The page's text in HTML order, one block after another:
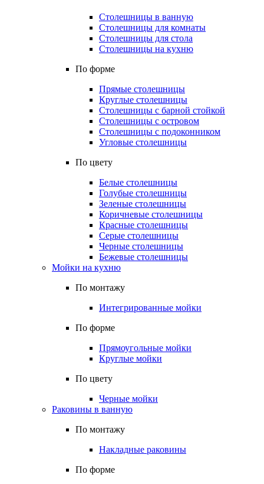
Столешницы в ванную
Столешницы для комнаты
Столешницы для стола
Столешницы на кухню
По форме
Прямые столешницы
Круглые столешницы
Столешницы с барной стойкой
Столешницы с островом
Столешницы с подоконником
Угловые столешницы
По цвету
Белые столешницы
Голубые столешницы
Зеленые столешницы
Коричневые столешницы
Красные столешницы
Серые столешницы
Черные столешницы
Бежевые столешницы
Мойки на кухню
По монтажу
Интегрированные мойки
По форме
Прямоугольные мойки
Круглые мойки
По цвету
Черные мойки
Раковины в ванную
По монтажу
Накладные раковины
По форме